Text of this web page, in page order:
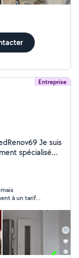
Entreprise
spécialisé
et respect
à un tarif